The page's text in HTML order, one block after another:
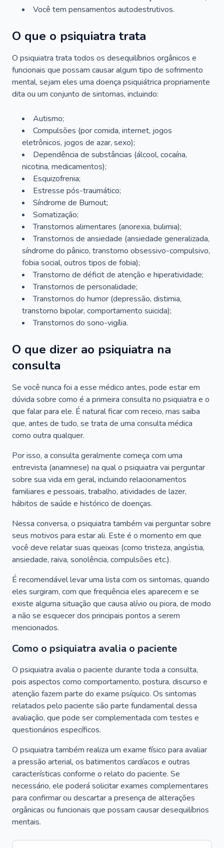
Você tem pensamentos autodestrutivos.
O que o psiquiatra trata
O psiquiatra trata todos os desequilíbrios orgânicos e
funcionais que possam causar algum tipo de sofrimento
mental, sejam eles uma doença psiquiátrica propriamente
dita ou um conjunto de sintomas, incluindo:
Autismo;
Compulsões (por comida, internet, jogos
eletrônicos, jogos de azar, sexo);
Dependência de substâncias (álcool, cocaína,
nicotina, medicamentos);
Esquizofrenia;
Estresse pós-traumático;
Síndrome de Burnout;
Somatização;
Transtornos alimentares (anorexia, bulimia);
Transtornos de ansiedade (ansiedade generalizada,
síndrome do pânico, transtorno obsessivo-compulsivo,
fobia social, outros tipos de fobia);
Transtorno de déficit de atenção e hiperatividade;
Transtornos de personalidade;
Transtornos do humor (depressão, distimia,
transtorno bipolar, comportamento suicida);
Transtornos do sono-vigília.
O que dizer ao psiquiatra na
consulta
Se você nunca foi a esse médico antes, pode estar em
dúvida sobre como é a primeira consulta no psiquiatra e o
que falar para ele. É natural ficar com receio, mas saiba
que, antes de tudo, se trata de uma consulta médica
como outra qualquer.
Por isso, a consulta geralmente começa com uma
entrevista (anamnese) na qual o psiquiatra vai perguntar
sobre sua vida em geral, incluindo relacionamentos
familiares e pessoais, trabalho, atividades de lazer,
hábitos de saúde e histórico de doenças.
Nessa conversa, o psiquiatra também vai perguntar sobre
seus motivos para estar ali. Este é o momento em que
você deve relatar suas queixas (como tristeza, angústia,
ansiedade, raiva, sonolência, compulsões etc.).
É recomendável levar uma lista com os sintomas, quando
eles surgiram, com que frequência eles aparecem e se
existe alguma situação que causa alívio ou piora, de modo
a não se esquecer dos principais pontos a serem
mencionados.
Como o psiquiatra avalia o paciente
O psiquiatra avalia o paciente durante toda a consulta,
pois aspectos como comportamento, postura, discurso e
atenção fazem parte do exame psíquico. Os sintomas
relatados pelo paciente são parte fundamental dessa
avaliação, que pode ser complementada com testes e
questionários específicos.
O psiquiatra também realiza um exame físico para avaliar
a pressão arterial, os batimentos cardíacos e outras
características conforme o relato do paciente. Se
necessário, ele poderá solicitar exames complementares
para confirmar ou descartar a presença de alterações
orgânicas ou funcionais que possam causar desequilíbrios
mentais.